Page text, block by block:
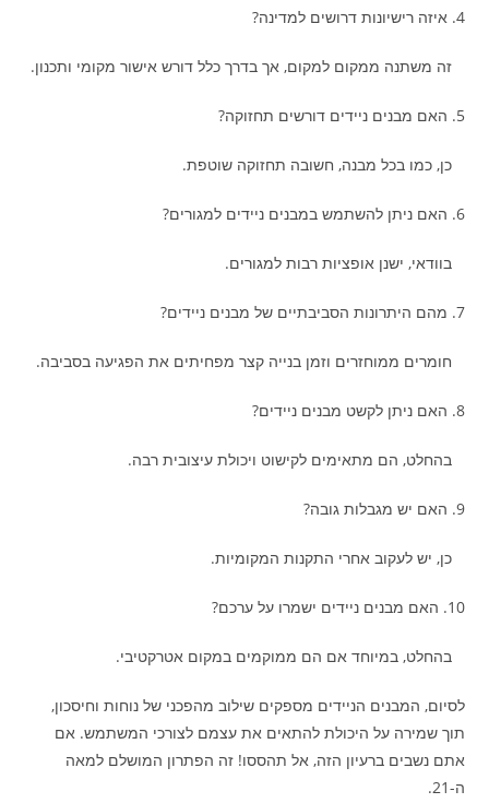
4. איזה רישיונות דרושים למדינה?
זה משתנה ממקום למקום, אך בדרך כלל דורש אישור מקומי ותכנון.
5. האם מבנים ניידים דורשים תחזוקה?
כן, כמו בכל מבנה, חשובה תחזוקה שוטפת.
6. האם ניתן להשתמש במבנים ניידים למגורים?
בוודאי, ישנן אופציות רבות למגורים.
7. מהם היתרונות הסביבתיים של מבנים ניידים?
חומרים ממוחזרים וזמן בנייה קצר מפחיתים את הפגיעה בסביבה.
8. האם ניתן לקשט מבנים ניידים?
בהחלט, הם מתאימים לקישוט ויכולת עיצובית רבה.
9. האם יש מגבלות גובה?
כן, יש לעקוב אחרי התקנות המקומיות.
10. האם מבנים ניידים ישמרו על ערכם?
בהחלט, במיוחד אם הם ממוקמים במקום אטרקטיבי.
לסיום, המבנים הניידים מספקים שילוב מהפכני של נוחות וחיסכון,
תוך שמירה על היכולת להתאים את עצמם לצורכי המשתמש. אם
אתם נשבים ברעיון הזה, אל תהססו! זה הפתרון המושלם למאה
ה-21.